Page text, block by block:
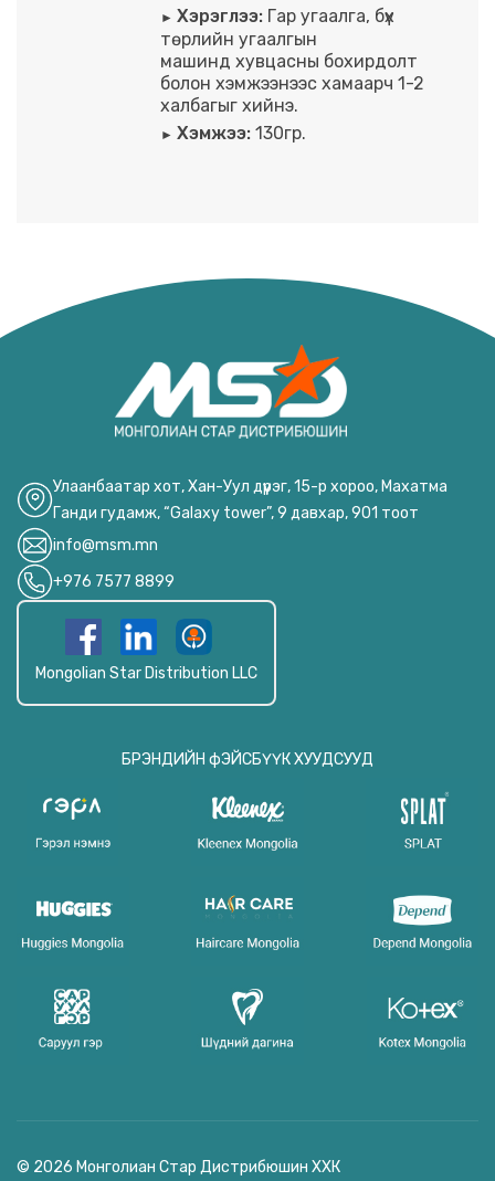
Хэрэглээ:Гар угаалга, бүх
төрлийн угаалгын
машинд хувцасны бохирдолт
болон хэмжээнээс хамаарч 1-2
халбагыг хийнэ.
Хэмжээ:130гр.
Улаанбаатар хот, Хан-Уул дүүрэг, 15-р хороо, Махатма
Ганди гудамж, “Galaxy tower”, 9 давхар, 901 тоот
info@msm.mn
+976 7577 8899
Mongolian Star Distribution LLC
БРЭНДИЙН фЭЙСБҮҮК ХУУДСУУД
© 2026 Монголиан Стар Дистрибюшин ХХК